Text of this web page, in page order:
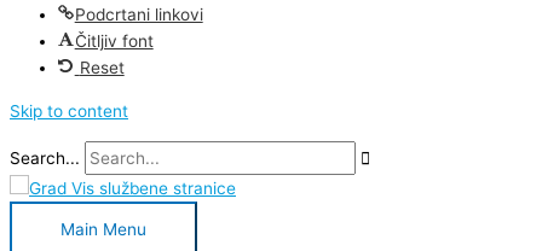
Podcrtani linkovi
Čitljiv font
Reset
Skip to content
Search...
Main Menu